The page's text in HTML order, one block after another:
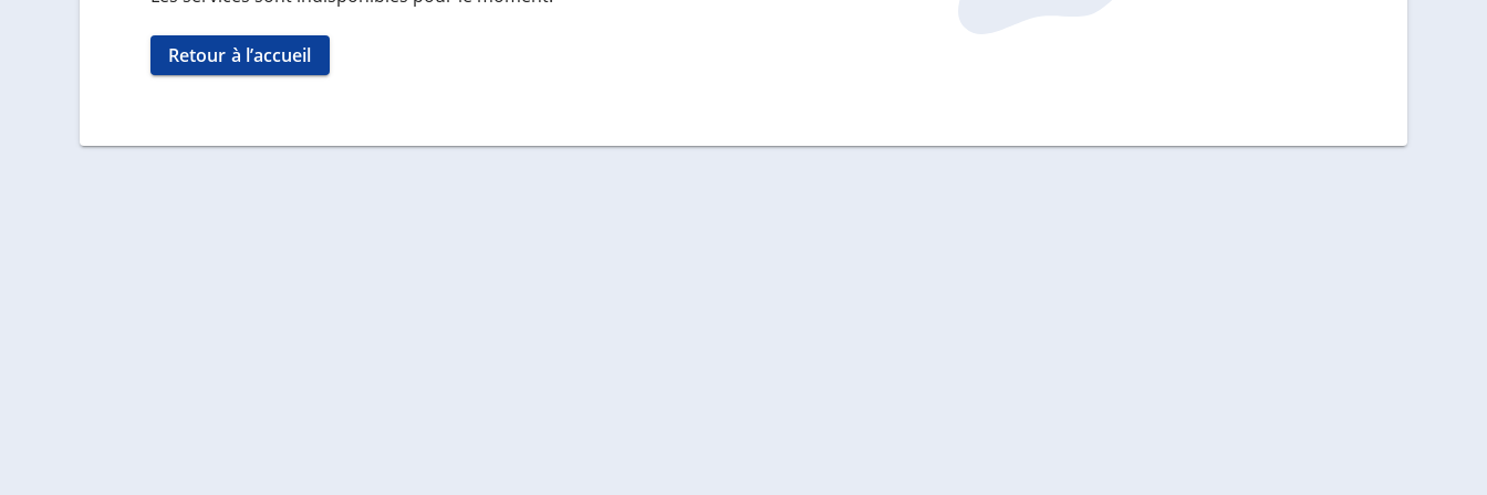
Retour à l’accueil